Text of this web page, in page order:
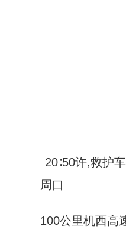
20∶50许,救护车
周口
100公里机西高速